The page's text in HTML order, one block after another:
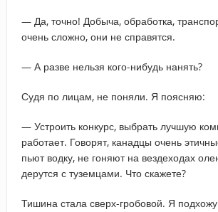
— Да, точно! Добыча, обработка,
очень сложно, они не справятся.
— А разве нельзя кого-нибудь нанять?
Судя по лицам, не поняли. Я поясняю:
— Устроить конкурс, выбрать лучшую
работает. Говорят, канадцы очень
пьют водку, не гоняют на вездеходах
дерутся с туземцами. Что скажете?
Тишина стала сверх-гробовой. Я